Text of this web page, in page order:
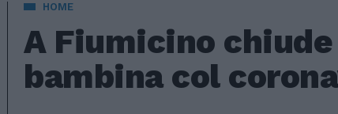
HOME
A Fiumicino
bambina col